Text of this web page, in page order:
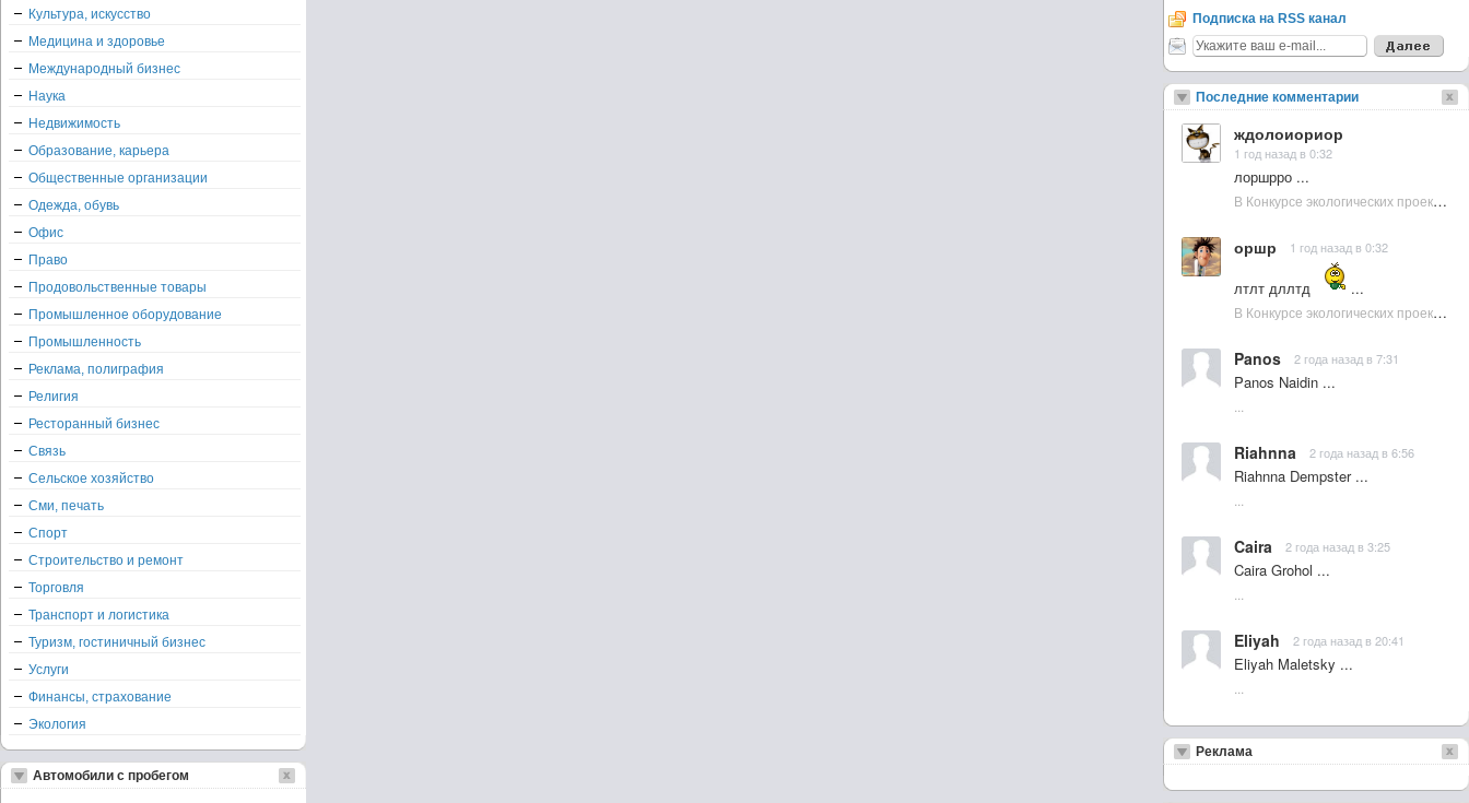
Культура, искусство
Медицина и здоровье
Международный бизнес
Наука
Недвижимость
Образование, карьера
Общественные организации
Одежда, обувь
Офис
Право
Продовольственные товары
Промышленное оборудование
Промышленность
Реклама, полиграфия
Религия
Ресторанный бизнес
Связь
Сельское хозяйство
Сми, печать
Спорт
Строительство и ремонт
Торговля
Транспорт и логистика
Туризм, гостиничный бизнес
Услуги
Финансы, страхование
Экология
Автомобили с пробегом
Подписка на RSS канал
Последние комментарии
ждолоиориор
1 год назад в 0:32
лоршрро ...
В Конкурсе экологических проектов в Подмосковье активно участвовала молодежь :: NewsRbk.ru...
оршр 1 год назад в 0:32
лтлт дллтд
...
В Конкурсе экологических проектов в Подмосковье активно участвовала молодежь :: NewsRbk.ru...
Panos 2 года назад в 7:31
Panos Naidin ...
Riahnna 2 года назад в 6:56
Riahnna Dempster ...
Caira 2 года назад в 3:25
Caira Grohol ...
Eliyah 2 года назад в 20:41
Eliyah Maletsky ...
Реклама